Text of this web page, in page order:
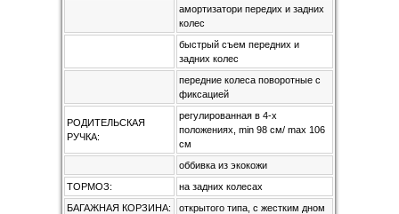
амортизатори передих и задних
колес
быстрый съем передних и
задних колес
передние колеса поворотные с
фиксацией
РОДИТЕЛЬСКАЯ
РУЧКА:
регулированная в 4-х
положениях, min 98 см/ max 106
см
оббивка из экокожи
ТОРМОЗ:
на задних колесах
БАГАЖНАЯ КОРЗИНА:
открытого типа, с жестким дном